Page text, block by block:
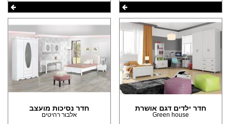
חדר ילדים דגם אושרת
Green house
חדר נסיכות מועצב
אלבור רהיטים